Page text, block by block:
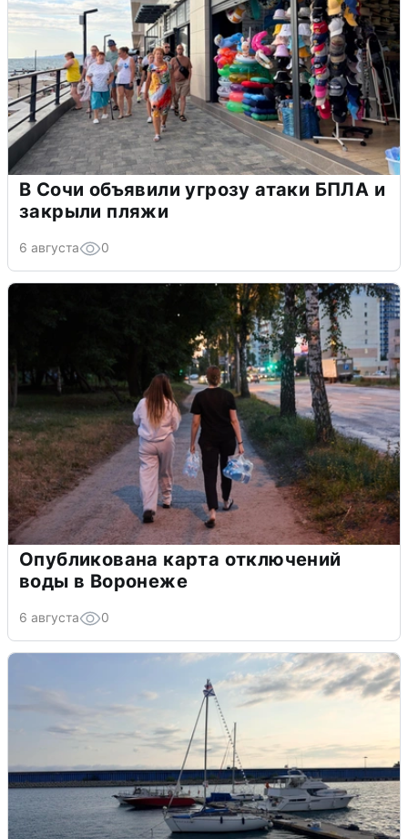
В Сочи объявили угрозу атаки БПЛА и
закрыли пляжи
6 августа 0
Опубликована карта отключений
воды в Воронеже
6 августа 0